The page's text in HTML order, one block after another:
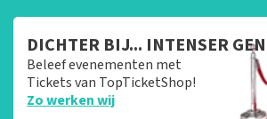
DICHTER BIJ... INTENSER
Beleef evenementen met
Tickets van TopTicketShop!
Zo werken wij